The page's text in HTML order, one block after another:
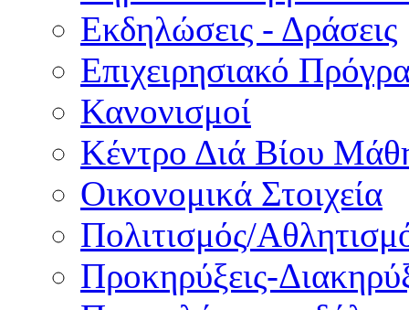
Εκδηλώσεις - Δράσεις
Επιχειρησιακό
Κανονισμοί
Κέντρο Διά Βίου
Οικονομικά Στοιχεία
Πολιτισμός/
Προκηρύξεις-